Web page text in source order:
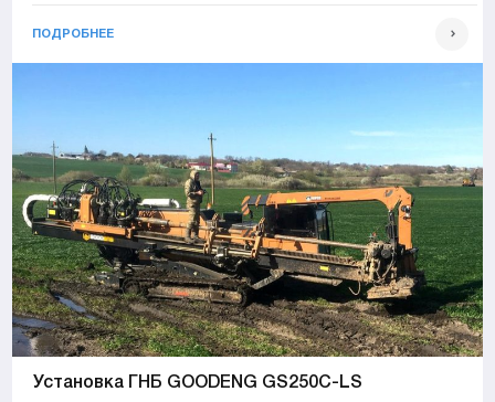
ПОДРОБНЕЕ
Установка ГНБ GOODENG GS250C-LS